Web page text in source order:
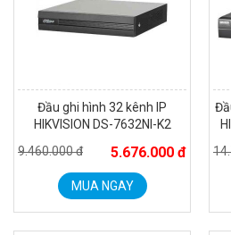
Đầu ghi hình 32 kênh IP
HIKVISION DS-7632NI-K2
9.460.000 đ
5.676.000 đ
MUA NGAY
Đèn năng lượng mặt trời tích hợp